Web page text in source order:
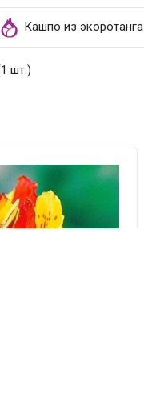
Кашпо из экоротанга
шт.)